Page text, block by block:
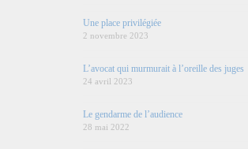
Une place privilégiée
2 novembre 2023
L’avocat qui murmurait à l’oreille des juges
24 avril 2023
Le gendarme de l’audience
28 mai 2022